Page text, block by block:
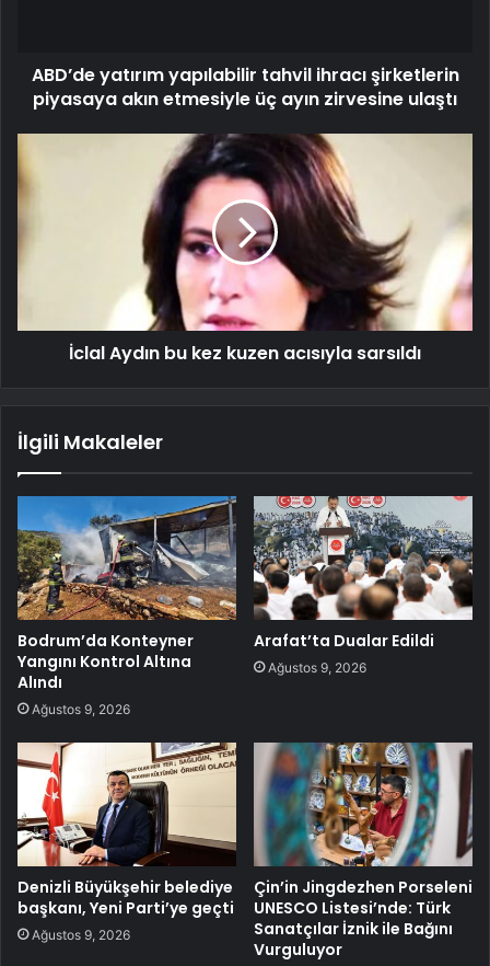
ABD’de yatırım yapılabilir tahvil ihracı şirketlerin
piyasaya akın etmesiyle üç ayın zirvesine ulaştı
İclal Aydın bu kez kuzen acısıyla sarsıldı
İlgili Makaleler
Bodrum’da Konteyner
Yangını Kontrol Altına
Alındı
Ağustos 9, 2026
Arafat’ta Dualar Edildi
Ağustos 9, 2026
Denizli Büyükşehir belediye
başkanı, Yeni Parti’ye geçti
Ağustos 9, 2026
Çin’in Jingdezhen Porseleni
UNESCO Listesi’nde: Türk
Sanatçılar İznik ile Bağını
Vurguluyor